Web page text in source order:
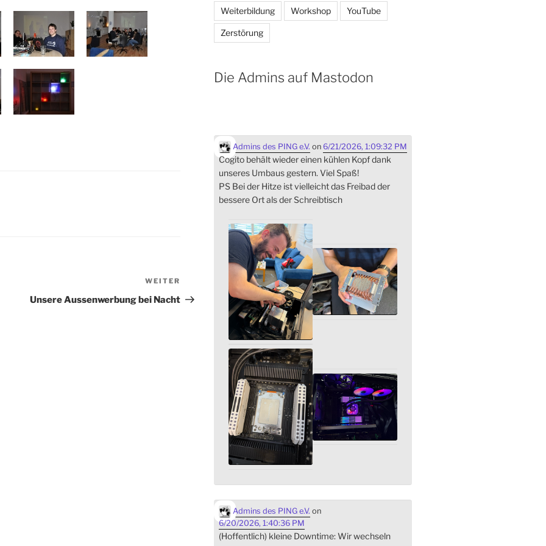
Beitrag
WEITER
Unsere Aussenwerbung bei Nacht
Weiterbildung Workshop YouTube
Zerstörung
Die Admins auf Mastodon
Admins des PING e.V. on 6/21/2026, 1:09:32 PM
Cogito behält wieder einen kühlen Kopf dank
unseres Umbaus gestern. Viel Spaß!
PS Bei der Hitze ist vielleicht das Freibad der
bessere Ort als der Schreibtisch
Admins des PING e.V. on
6/20/2026, 1:40:36 PM
(Hoffentlich) kleine Downtime: Wir wechseln